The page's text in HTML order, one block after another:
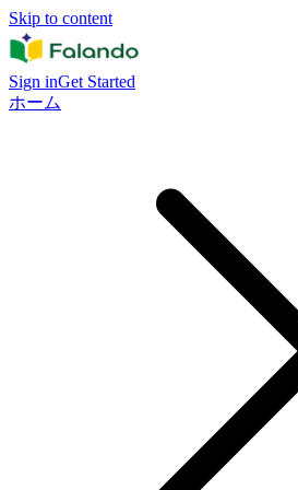
Skip to content
Sign inGet Started
ホーム